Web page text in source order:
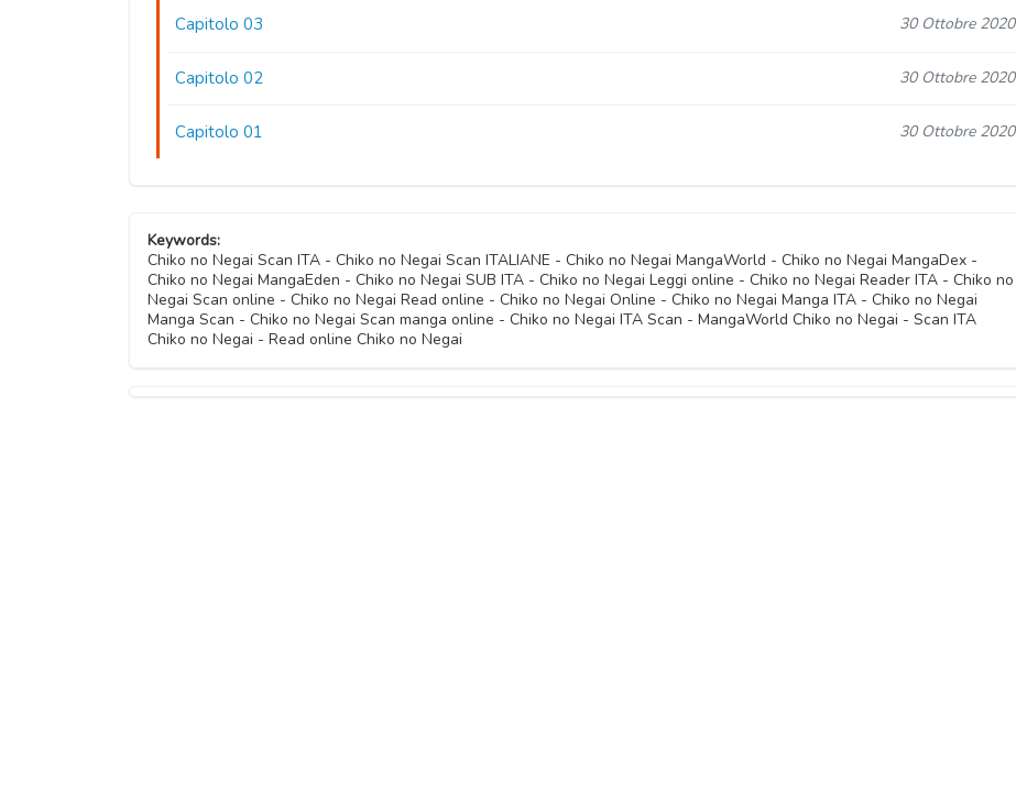
Capitolo 03 30 Ottobre 2020
Capitolo 02 30 Ottobre 2020
Capitolo 01 30 Ottobre 2020
Keywords:
Chiko no Negai Scan ITA - Chiko no Negai Scan ITALIANE - Chiko no Negai MangaWorld - Chiko no Negai MangaDex -
Chiko no Negai MangaEden - Chiko no Negai SUB ITA - Chiko no Negai Leggi online - Chiko no Negai Reader ITA - Chiko no
Negai Scan online - Chiko no Negai Read online - Chiko no Negai Online - Chiko no Negai Manga ITA - Chiko no Negai
Manga Scan - Chiko no Negai Scan manga online - Chiko no Negai ITA Scan - MangaWorld Chiko no Negai - Scan ITA
Chiko no Negai - Read online Chiko no Negai